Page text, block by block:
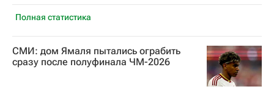
Полная статистика
СМИ: дом Ямаля пытались ограбить
сразу после полуфинала ЧМ-2026